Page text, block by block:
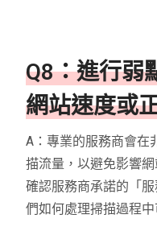
Q8：進行弱
網站速度或
A：專業的服務商會在
描流量，以避免影響
確認服務商承諾的「
們如何處理掃描過程